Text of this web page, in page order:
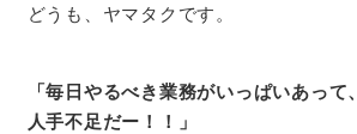
どうも、ヤマタクです。
「毎日やるべき業務がいっぱいあって、
人手不足だー！！」